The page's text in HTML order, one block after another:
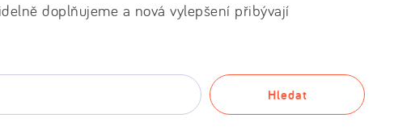
doplňujeme a nová vylepšení přibývají
Hledat